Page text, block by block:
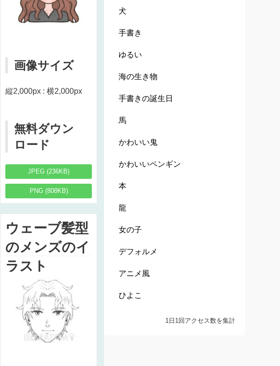
画像サイズ
縦2,000px : 横2,000px
無料ダウン
ロード
JPEG (236KB)
PNG (808KB)
ウェーブ髪型
のメンズのイ
ラスト
犬
手書き
ゆるい
海の生き物
手書きの誕生日
馬
かわいい鬼
かわいいペンギン
本
龍
女の子
デフォルメ
アニメ風
ひよこ
1日1回アクセス数を集計